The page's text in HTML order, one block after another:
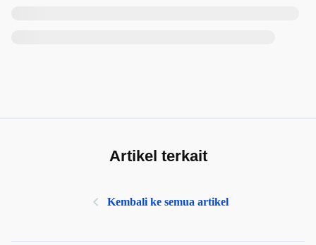
Artikel terkait
Kembali ke semua artikel